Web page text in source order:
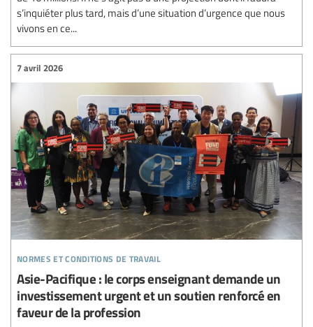
s’inquiéter plus tard, mais d’une situation d’urgence que nous
vivons en ce...
normes et conditions de travail
7 avril 2026
Asie-Pacifique : le corps enseignant demande un
investissement urgent et un soutien renforcé en
faveur de la profession